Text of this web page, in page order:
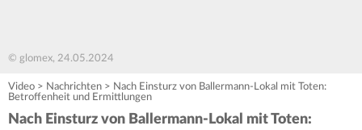
© glomex, 24.05.2024
Video > Nachrichten > Nach Einsturz von Ballermann-Lokal mit Toten:
Betroffenheit und Ermittlungen
Nach Einsturz von Ballermann-Lokal mit Toten: